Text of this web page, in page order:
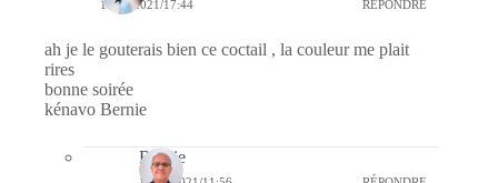
13/04/2021/17:44 RÉPONDRE
ah je le gouterais bien ce coctail , la couleur me plait
rires
bonne soirée
kénavo Bernie
Bernie